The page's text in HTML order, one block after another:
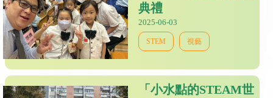
典禮
2025-06-03
STEM 視藝
「小水點的STEAM世